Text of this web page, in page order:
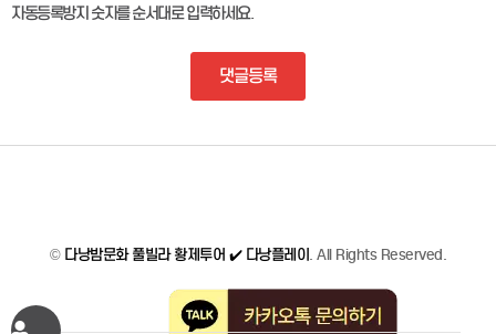
자동등록방지 숫자를 순서대로 입력하세요.
댓글등록
© 다낭밤문화 풀빌라 황제투어 ✔️ 다낭플레이 . All Rights Reserved.